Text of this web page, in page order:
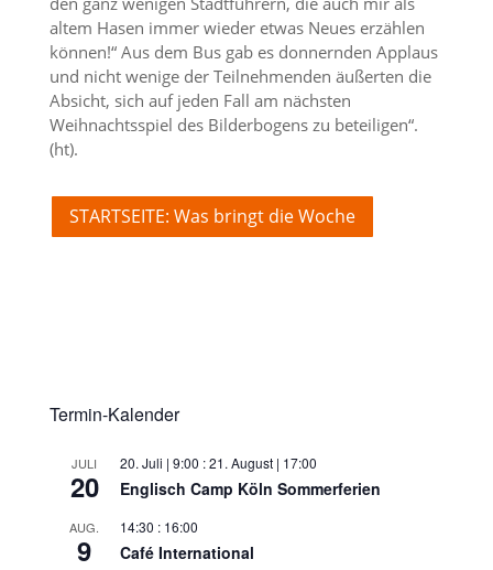
altem Hasen immer wieder etwas Neues erzählen
können!“ Aus dem Bus gab es donnernden Applaus
und nicht wenige der Teilnehmenden äußerten die
Absicht, sich auf jeden Fall am nächsten
Weihnachtsspiel des Bilderbogens zu beteiligen“.
(ht).
STARTSEITE: Was bringt die Woche
Termin-Kalender
JULI
20
20. Juli | 9:00 :21. August | 17:00
Englisch Camp Köln Sommerferien
AUG.
9
14:30 : 16:00
Café International